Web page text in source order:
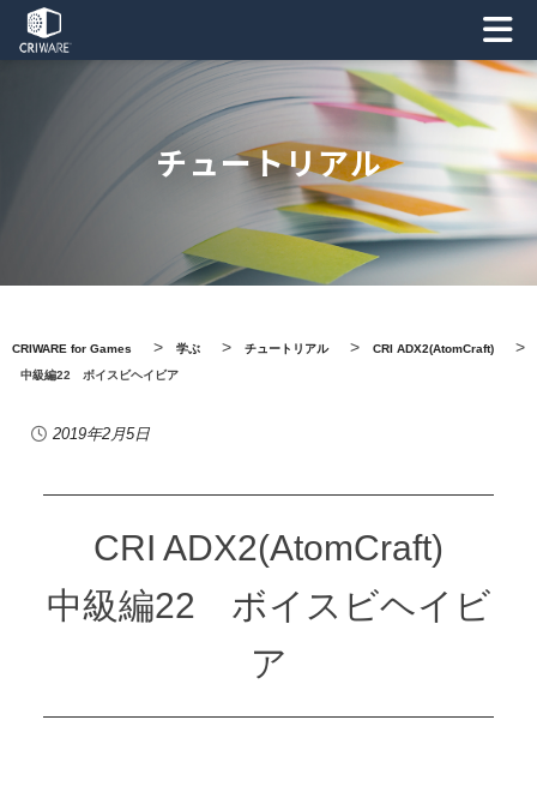
チュートリアル
CRIWARE for Games > 学ぶ > チュートリアル > CRI ADX2(AtomCraft) >
中級編22 ボイスビヘイビア
2019年2月5日
CRI ADX2(AtomCraft)
中級編22 ボイスビヘイビ
ア